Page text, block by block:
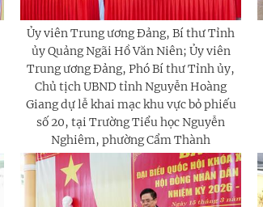
Ủy viên Trung ương Đảng, Bí thư Tỉnh
ủy Quảng Ngãi Hồ Văn Niên; Ủy viên
Trung ương Đảng, Phó Bí thư Tỉnh ủy,
Chủ tịch UBND tỉnh Nguyễn Hoàng
Giang dự lễ khai mạc khu vực bỏ phiếu
số 20, tại Trường Tiểu học Nguyễn
Nghiêm, phường Cẩm Thành